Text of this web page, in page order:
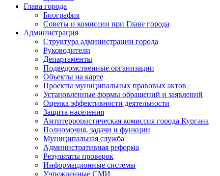
Глава города
Биография
Советы и комиссии при Главе города
Администрация
Структура администрации города
Руководители
Департаменты
Подведомственные организации
Объекты на карте
Проекты муниципальных правовых актов
Установленные формы обращений и заявлений
Оценка эффективности деятельности
Защита населения
Антитеррористическая комиссия города Кургана
Полномочия, задачи и функции
Муниципальная служба
Административная реформа
Результаты проверок
Информационные системы
Учрежденные СМИ